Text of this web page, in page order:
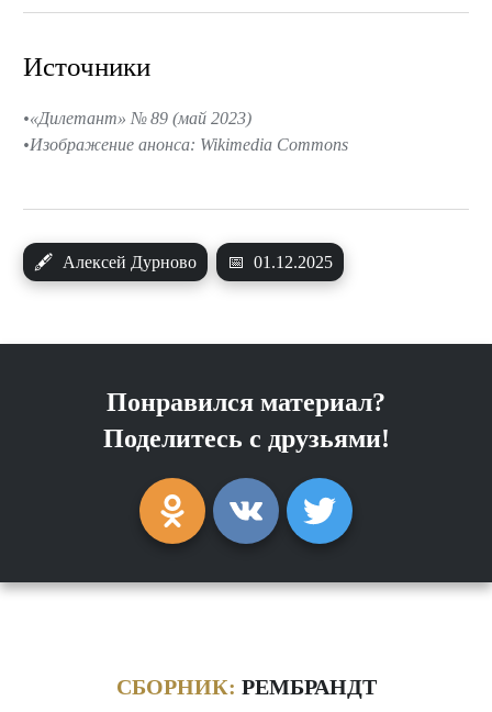
🖋 Алексей Дурново 📅 01.12.2025
Источники
«Дилетант» № 89 (май 2023)
Изображение анонса: Wikimedia Commons
Понравился материал?
Поделитесь с друзьями!
СБОРНИК: РЕМБРАНДТ